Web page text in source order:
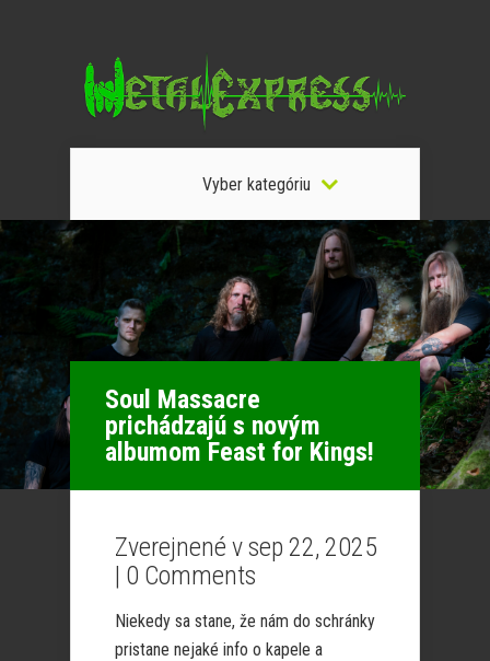
Vyber kategóriu
Soul Massacre
prichádzajú s novým
albumom Feast for Kings!
Zverejnené v sep 22, 2025
| 0 Comments
Niekedy sa stane, že nám do schránky
pristane nejaké info o kapele a